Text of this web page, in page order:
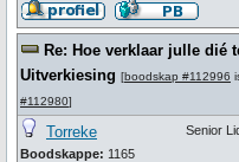
Re: Hoe verklaar julle dié
Uitverkiesing [boodskap #112996
#112980]
Torreke
Boodskappe: 1165
Senior